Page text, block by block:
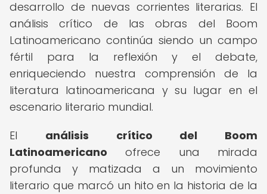
desarrollo de nuevas corrientes literarias. El
análisis crítico de las obras del Boom
Latinoamericano continúa siendo un campo
fértil para la reflexión y el debate,
enriqueciendo nuestra comprensión de la
literatura latinoamericana y su lugar en el
escenario literario mundial.
El análisis crítico del Boom
Latinoamericano ofrece una mirada
profunda y matizada a un movimiento
literario que marcó un hito en la historia de la